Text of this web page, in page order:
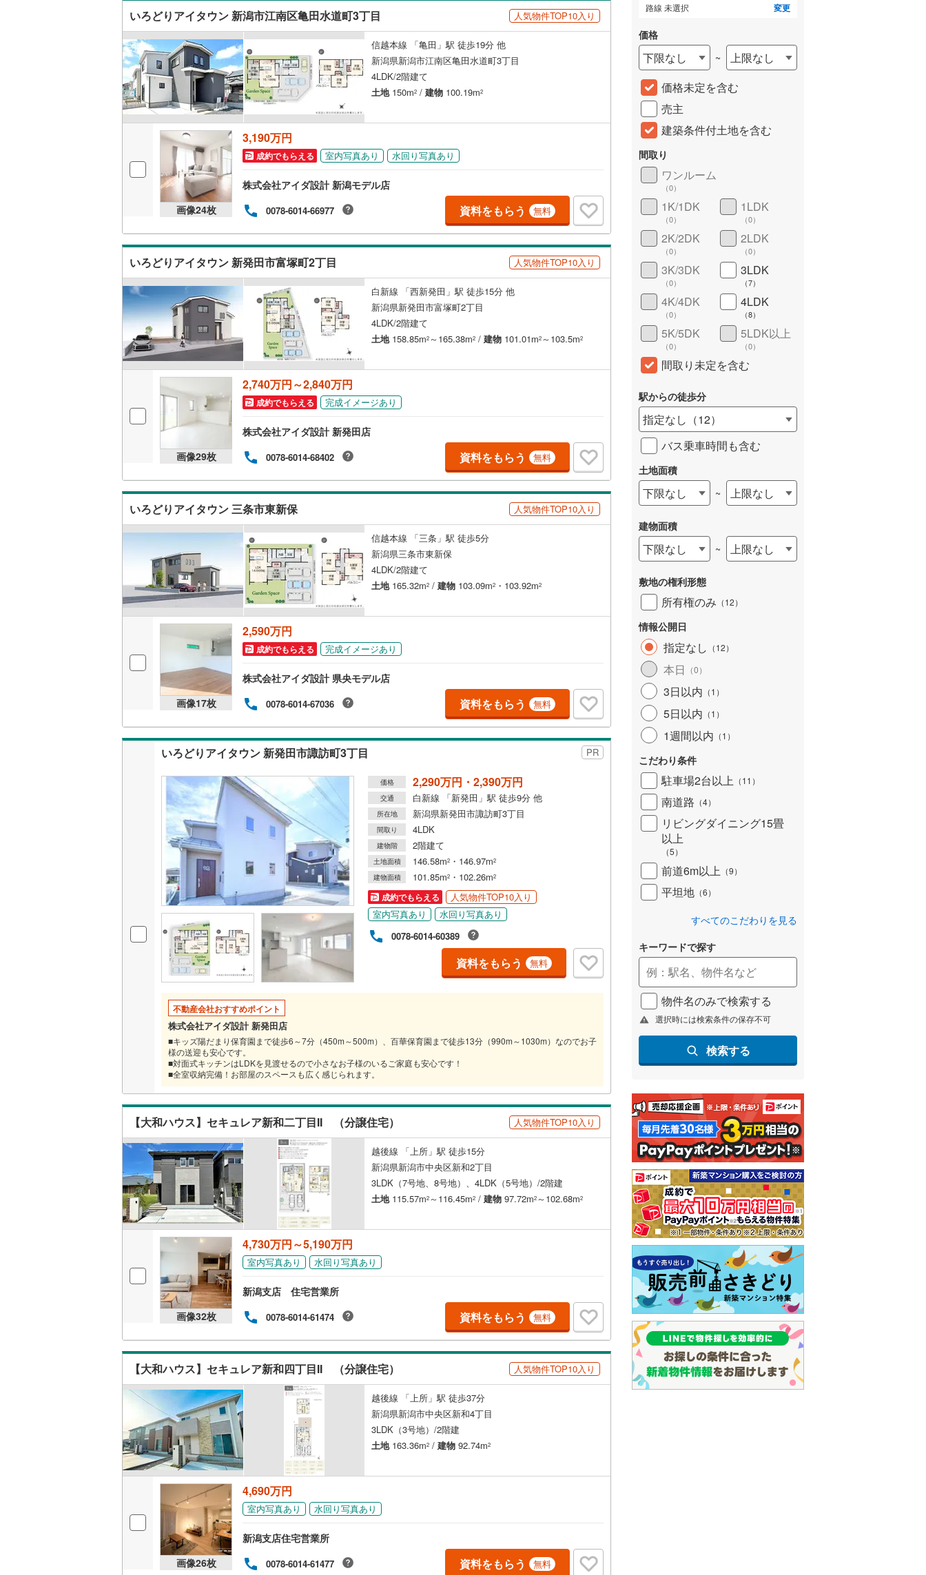
いろどりアイタウン 新潟市江南区亀田水道町3丁目 人気物件TOP10入り
信越本線 「亀田」駅 徒歩19分 他
新潟県新潟市江南区亀田水道町3丁目
4LDK/2階建て
土地150m2 / 建物 100.19m2
画像24枚
3,190万円
成約でもらえる 室内写真あり 水回り写真あり
株式会社アイダ設計 新潟モデル店
0078-6014-66977 資料をもらう 無料
いろどりアイタウン 新発田市富塚町2丁目 人気物件TOP10入り
白新線 「西新発田」駅 徒歩15分 他
新潟県新発田市富塚町2丁目
4LDK/2階建て
土地158.85m2～165.38m2 / 建物 101.01m2～103.5m2
画像29枚
2,740万円～2,840万円
成約でもらえる 完成イメージあり
株式会社アイダ設計 新発田店
0078-6014-68402 資料をもらう 無料
いろどりアイタウン 三条市東新保 人気物件TOP10入り
信越本線 「三条」駅 徒歩5分
新潟県三条市東新保
4LDK/2階建て
土地165.32m2 / 建物 103.09m2 ・103.92m2
画像17枚
2,590万円
成約でもらえる 完成イメージあり
株式会社アイダ設計 県央モデル店
0078-6014-67036 資料をもらう 無料
いろどりアイタウン 新発田市諏訪町3丁目 PR
価格 2,290万円・2,390万円
交通 白新線 「新発田」駅 徒歩9分 他
所在地 新潟県新発田市諏訪町3丁目
間取り 4LDK
建物階 2階建て
土地面積 146.58m2 ・146.97m2
建物面積 101.85m2 ・102.26m2
成約でもらえる
人気物件TOP10入り
室内写真あり
水回り写真あり
0078-6014-60389
資料をもらう 無料
不動産会社おすすめポイント
株式会社アイダ設計 新発田店
■キッズ陽だまり保育園まで徒歩6～7分（450m～500m）、百華保育園まで徒歩13分（990m～1030m）なのでお子
様の送迎も安心です。
■対面式キッチンはLDKを見渡せるので小さなお子様のいるご家庭も安心です！
■全室収納完備！お部屋のスペースも広く感じられます。
【大和ハウス】セキュレア新和二丁目II （分譲住宅） 人気物件TOP10入り
越後線 「上所」駅 徒歩15分
新潟県新潟市中央区新和2丁目
3LDK（7号地、8号地）、4LDK（5号地）/2階建
土地115.57m2～116.45m2 / 建物 97.72m2～102.68m2
画像32枚
4,730万円～5,190万円
室内写真あり 水回り写真あり
新潟支店 住宅営業所
0078-6014-61474 資料をもらう 無料
【大和ハウス】セキュレア新和四丁目II （分譲住宅） 人気物件TOP10入り
越後線 「上所」駅 徒歩37分
新潟県新潟市中央区新和4丁目
3LDK（3号地）/2階建
土地163.36m2 / 建物 92.74m2
画像26枚
4,690万円
室内写真あり 水回り写真あり
新潟支店住宅営業所
0078-6014-61477 資料をもらう 無料
路線 未選択 変更
価格
下限なし ~
上限なし
価格未定を含む
売主
建築条件付土地を含む
間取り
ワンルーム
（0）
1K/1DK
（0）
1LDK
（0）
2K/2DK
（0）
2LDK
（0）
3K/3DK
（0）
3LDK
（7）
4K/4DK
（0）
4LDK
（8）
5K/5DK
（0）
5LDK以上
（0）
間取り未定を含む
駅からの徒歩分
指定なし （12）
バス乗車時間も含む
土地面積
下限なし ~ 上限なし
建物面積
下限なし ~ 上限なし
敷地の権利形態
所有権のみ （12）
情報公開日
指定なし （12）
本日 （0）
3日以内 （1 ）
5日以内 （1 ）
1週間以内 （1 ）
こだわり条件
駐車場2台以上 （11 ）
南道路 （4）
リビングダイニング15畳
以上
（5）
前道6m以上 （9）
平坦地 （6）
すべてのこだわりを見る
キーワードで探す
物件名のみで検索する
選択時には検索条件の保存不可
検索する
ウォークインクローゼット
（12）
5）
販売、価格、契約、入居関連など
即入居可能 （9）
オンライン対応
オンライン内見(相談)可（0） IT重説可
オンライン対応とは？